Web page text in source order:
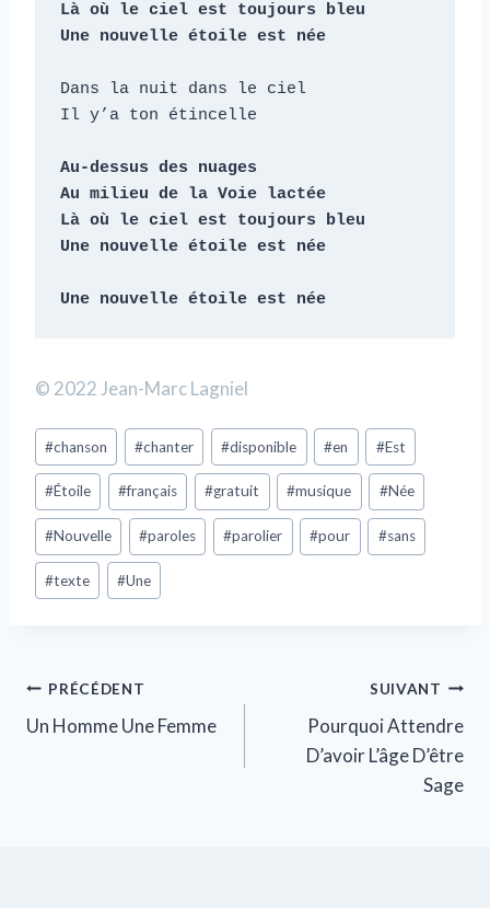
Là où le ciel est toujours bleu
Une nouvelle étoile est née
Dans la nuit dans le ciel
Il y’a ton étincelle
Au-dessus des nuages
Au milieu de la Voie lactée
Là où le ciel est toujours bleu
Une nouvelle étoile est née
Une nouvelle étoile est née
© 2022 Jean-Marc Lagniel
#chanson #chanter #disponible #en #Est
#Étoile #français #gratuit #musique #Née
#Nouvelle #paroles #parolier #pour #sans
#texte #Une
PRÉCÉDENT
Un Homme Une Femme
SUIVANT
Pourquoi Attendre
D’avoir L’âge D’être
Sage